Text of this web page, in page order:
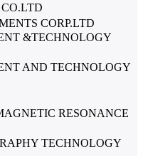
CORP.LTD
&TECHNOLOGY
AND TECHNOLOGY
RESONANCE
TECHNOLOGY